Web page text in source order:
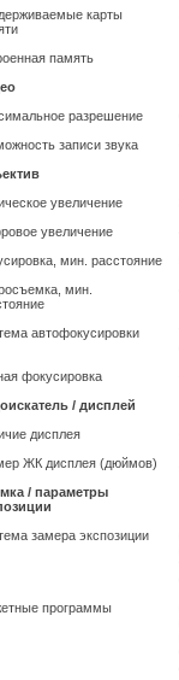
карты
память
разрешение
записи звука
увеличение
увеличение
мин. расстояние
мин.
автофокусировки
фокусировка
/ дисплей
дисплея
ЖК дисплея (дюймов)
/ параметры
замера экспозиции
программы